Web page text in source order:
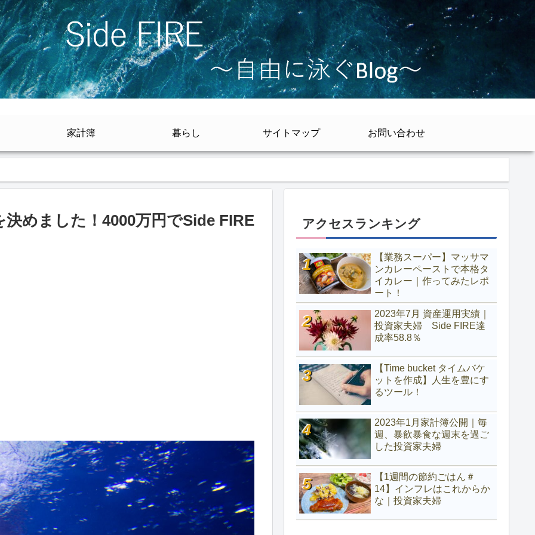
家計簿 暮らし サイトマップ お問い合わせ
めました！4000万円でSide FIRE アクセスランキング
【業務スーパー】マッサマ
ンカレーペーストで本格タ
イカレー｜作ってみたレポ
ート！
2023年7月 資産運用実績｜
投資家夫婦 Side FIRE達
成率58.8％
【Time bucket タイムバケ
ットを作成】人生を豊にす
るツール！
2023年1月家計簿公開｜毎
週、暴飲暴食な週末を過ご
した投資家夫婦
【1週間の節約ごはん＃
14】インフレはこれからか
な｜投資家夫婦